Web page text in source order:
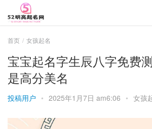
首页 女孩起名
宝宝起名字生辰八字免费
是高分美名
投稿用户 • 2025年1月7日 am6:06 • 女孩